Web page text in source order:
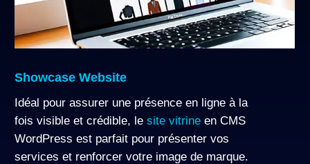
Showcase Website
Idéal pour assurer une présence en ligne à la
fois visible et crédible, lesite vitrine en CMS
WordPress est parfait pour présenter vos
services et renforcer votre image de marque.
Vitrine